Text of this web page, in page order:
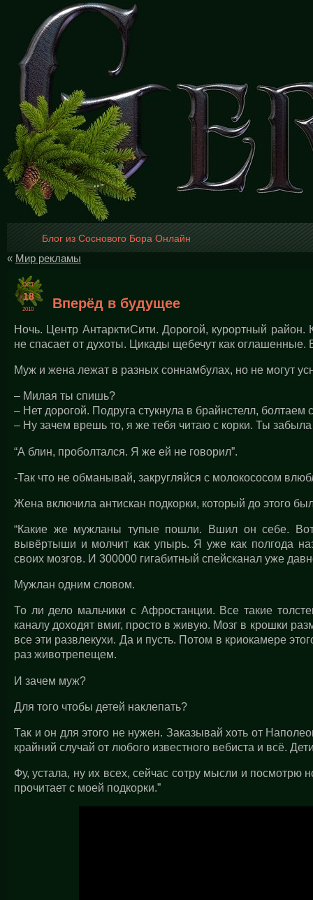
Блог из Соснового Бора Онлайн
« Мир рекламы
OCT
18
2010 Вперёд в будущее
Ночь. Центр АнтарктиСити. Дорогой, курортный
не спасает от духоты. Цикады щебечут как оглашенные.
Муж и жена лежат в разных соннамбулах, но не могут
– Милая ты спишь?
– Нет дорогой. Подруга стукнула в брайнстелл, болтаем
– Ну зачем врешь то, я же тебя читаю с корки. Ты
“А блин, проболтался. Я же ей не говорил”.
-Так что не обманывай, закругляйся с молокососом
Жена включила антискан подкорки, который до этого
“Какие же мужланы тупые пошли. Вшил он себе.
вывёртыши и молчит как упырь. Я уже как полгода
своих мозгов. И 300000 гигабитный спейсканал уже
Мужлан одним словом.
То ли дело мальчики с Афростанции. Все такие
каналу доходят вмиг, просто в живую. Мозг в крошки
все эти развлекухи. Да и пусть. Потом в криокамере
раз животрепещем.
И зачем муж?
Для того чтобы детей наклепать?
Так и он для этого не нужен. Заказывай хоть от
крайний случай от любого известного вебиста и всё.
Фу, устала, ну их всех, сейчас сотру мысли и посмотрю
прочитает с моей подкорки.”